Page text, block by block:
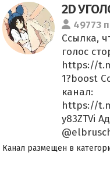
2D
49773
Ссылка,
голос
https://
1?boost
канал:
https://
y83ZTVi
Канал размещен в